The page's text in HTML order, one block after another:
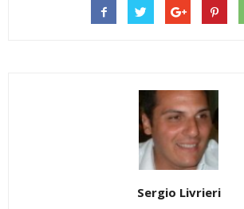
Sergio Livrieri